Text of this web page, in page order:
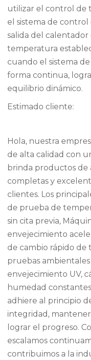
utilizar el control de
el sistema de
salida del
temperatura
cuando el sistema
forma continua,
equilibrio dinámico.
Estimado cliente:
Hola, nuestra
de alta calidad con
brinda productos de
completas y
clientes. Los
de prueba de
sin cita previa,
envejecimiento
de cambio rápido de
pruebas
envejecimiento UV,
humedad
adhiere al principio
integridad,
lograr el progreso.
escalamos
contribuimos a la